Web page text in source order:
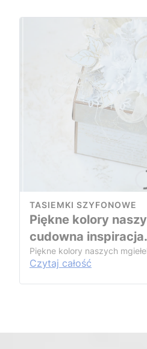
TASIEMKI SZYFONOWE
Piękne kolory
cudowna inspiracja.
Piękne kolory naszych
Czytaj całość